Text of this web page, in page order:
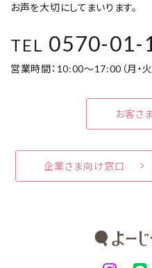
お声を大切にしてまいります。
TEL 0570-01-
営業時間：10:00～17:00（月・
お客さ
企業さま向け窓口